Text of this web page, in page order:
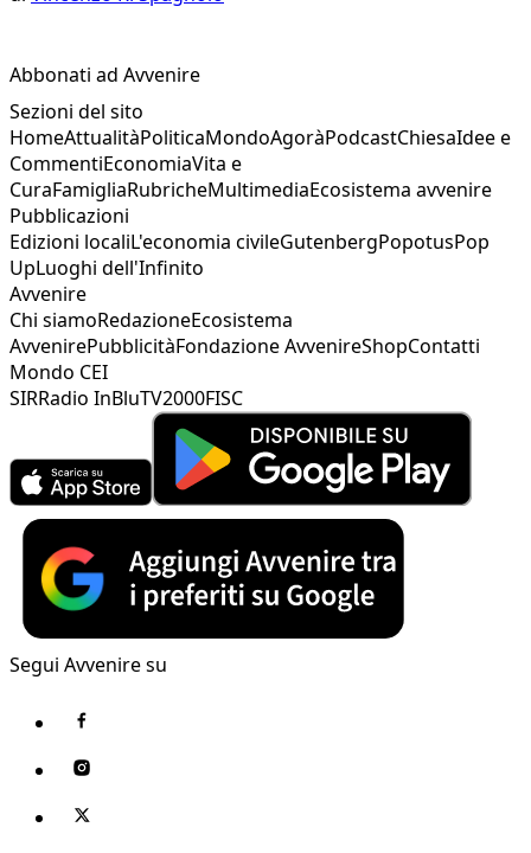
Abbonati ad Avvenire
Sezioni del sito
HomeAttualitàPoliticaMondoAgoràPodcastChiesaIdee e
CommentiEconomiaVita e
CuraFamigliaRubricheMultimediaEcosistema avvenire
Pubblicazioni
Edizioni localiL'economia civileGutenbergPopotusPop
UpLuoghi dell'Infinito
Avvenire
Chi siamoRedazioneEcosistema
AvvenirePubblicitàFondazione AvvenireShopContatti
Mondo CEI
SIRRadio InBluTV2000FISC
Segui Avvenire su